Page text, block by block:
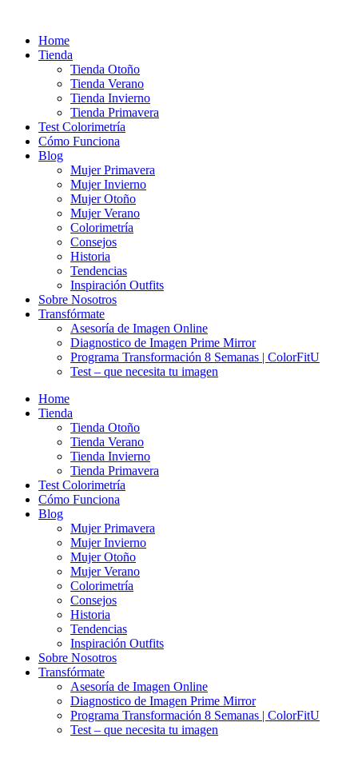
contenidoHome
Tienda
Tienda Otoño
Tienda Verano
Tienda Invierno
Tienda Primavera
Test Colorimetría
Cómo Funciona
Blog
Mujer Primavera
Mujer Invierno
Mujer Otoño
Mujer Verano
Colorimetría
Consejos
Historia
Tendencias
Inspiración Outfits
Sobre Nosotros
Transfórmate
Asesoría de Imagen Online
Diagnostico de Imagen Prime Mirror
Programa Transformación 8 Semanas | ColorFitU
Test – que necesita tu imagen
Home
Tienda
Tienda Otoño
Tienda Verano
Tienda Invierno
Tienda Primavera
Test Colorimetría
Cómo Funciona
Blog
Mujer Primavera
Mujer Invierno
Mujer Otoño
Mujer Verano
Colorimetría
Consejos
Historia
Tendencias
Inspiración Outfits
Sobre Nosotros
Transfórmate
Asesoría de Imagen Online
Diagnostico de Imagen Prime Mirror
Programa Transformación 8 Semanas | ColorFitU
Test – que necesita tu imagen